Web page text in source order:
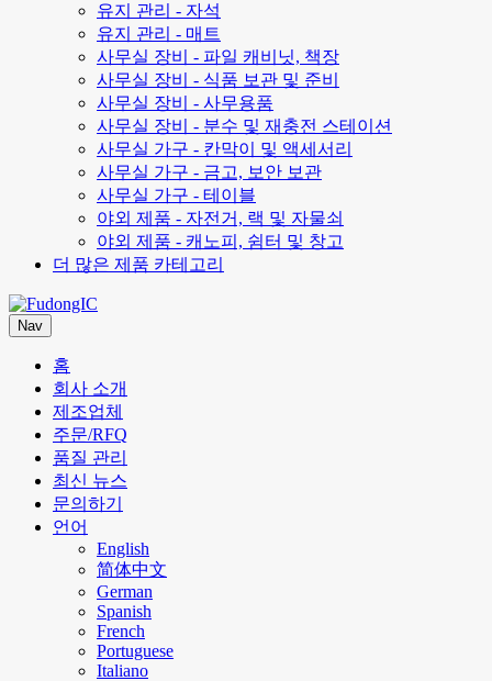
유지 관리 - 자석
유지 관리 - 매트
사무실 장비 - 파일 캐비닛, 책장
사무실 장비 - 식품 보관 및 준비
사무실 장비 - 사무용품
사무실 장비 - 분수 및 재충전 스테이션
사무실 가구 - 칸막이 및 액세서리
사무실 가구 - 금고, 보안 보관
사무실 가구 - 테이블
야외 제품 - 자전거, 랙 및 자물쇠
야외 제품 - 캐노피, 쉼터 및 창고
더 많은 제품 카테고리
Nav
홈
회사 소개
제조업체
주문/RFQ
품질 관리
최신 뉴스
문의하기
언어
English
简体中文
German
Spanish
French
Portuguese
Italiano